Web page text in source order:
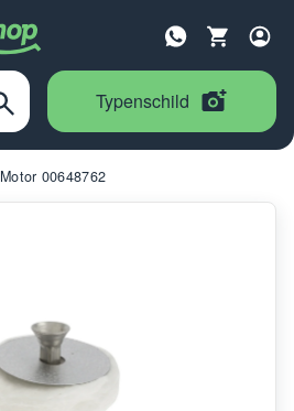
Typenschild
Motor 00648762